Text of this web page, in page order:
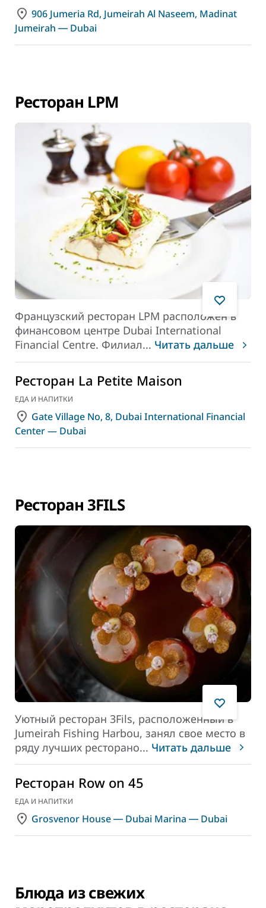
906 Jumeria Rd, Jumeirah Al Naseem, Madinat
Jumeirah ― Dubai
Ресторан LPM
Французский ресторан LPM расположен в
финансовом центре Dubai International
Financial Centre. Филиал... Читать дальше
Ресторан La Petite Maison
ЕДА И НАПИТКИ
Gate Village No, 8, Dubai International Financial
Center — Dubai
Ресторан 3FILS
Уютный ресторан 3Fils, расположенный в
Jumeirah Fishing Harbou, занял свое место в
ряду лучших ресторано... Читать дальше
Ресторан Row on 45
ЕДА И НАПИТКИ
Grosvenor House ― Dubai Marina ― Dubai
Блюда из свежих